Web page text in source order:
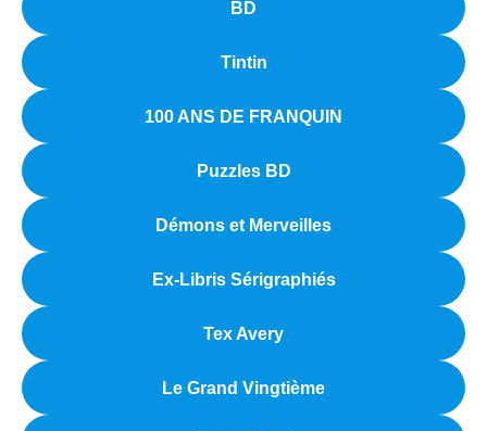
BD
Tintin
100 ANS DE FRANQUIN
Puzzles BD
Démons et Merveilles
Ex-Libris Sérigraphiés
Tex Avery
Le Grand Vingtième